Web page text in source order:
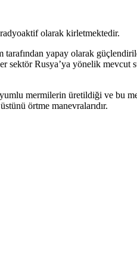
radyoaktif olarak kirletmektedir.
tarafından yapay olarak
sektör Rusya’ya yönelik mevcut
mermilerin üretildiği ve bu
örtme manevralarıdır.